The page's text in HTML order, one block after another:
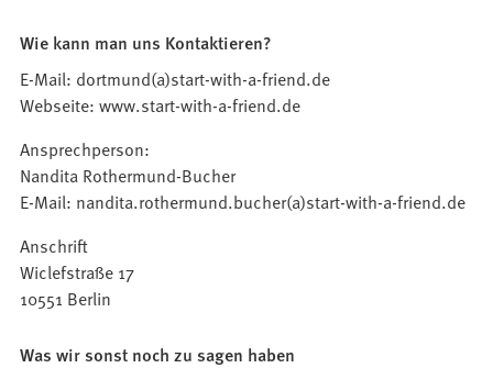
Wie kann man uns Kontaktieren?
E-Mail: dortmund(a)start-with-a-friend.de
Webseite: www.start-with-a-friend.de
Ansprechperson:
Nandita Rothermund-Bucher
E-Mail: nandita.rothermund.bucher(a)start-with-a-friend.de
Anschrift
Wiclefstraße 17
10551 Berlin
Was wir sonst noch zu sagen haben